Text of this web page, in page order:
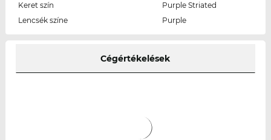
Keret szín
Purple Striated
Lencsék színe
Purple
Cégértékelések